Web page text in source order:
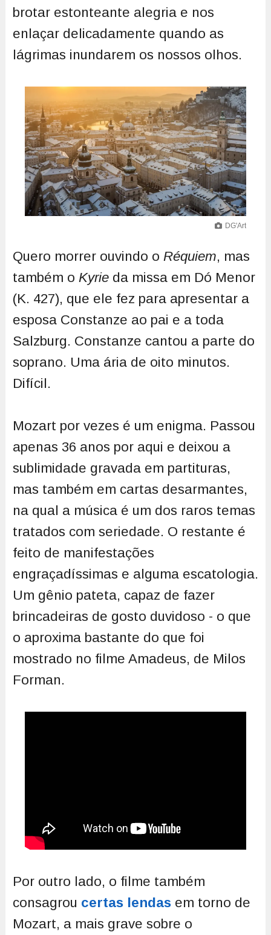
brotar estonteante alegria e nos
enlaçar delicadamente quando as
lágrimas inundarem os nossos olhos.
DG'Art
Quero morrer ouvindo o Réquiem, mas
também o Kyrieda missa em Dó Menor
(K. 427), que ele fez para apresentar a
esposa Constanze ao pai e a toda
Salzburg. Constanze cantou a parte do
soprano. Uma ária de oito minutos.
Difícil.
Mozart por vezes é um enigma. Passou
apenas 36 anos por aqui e deixou a
sublimidade gravada em partituras,
mas também em cartas desarmantes,
na qual a música é um dos raros temas
tratados com seriedade. O restante é
feito de manifestações
engraçadíssimas e alguma escatologia.
Um gênio pateta, capaz de fazer
brincadeiras de gosto duvidoso - o que
o aproxima bastante do que foi
mostrado no filme Amadeus, de Milos
Forman.
Por outro lado, o filme também
consagrou certas lendasem torno de
Mozart, a mais grave sobre o